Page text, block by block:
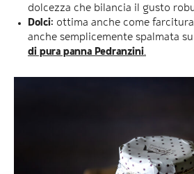
dolcezza che bilancia il gusto
Dolci: ottima anche come
anche semplicemente spalmata
di pura panna Pedranzini.